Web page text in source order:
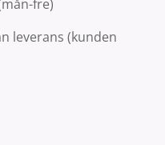
fre)
leverans (kunden